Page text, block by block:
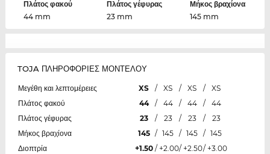
Πλάτος φακού
44 mm
Πλάτος γέφυρας
23 mm
Μήκος βραχίονα
145 mm
TOJA ΠΛΗΡΟΦΟΡΙΕΣ ΜΟΝΤΕΛΟΥ
Μεγέθη και λεπτομέρειες XS / XS / XS /
XS
Πλάτος φακού
44 / 44 / 44 /
44
Πλάτος γέφυρας
23 / 23 / 23 /
23
Μήκος βραχίονα
145 / 145 / 145 / 145
Διοπτρία
+1.50 / +2.00/ +2.50/ +3.00